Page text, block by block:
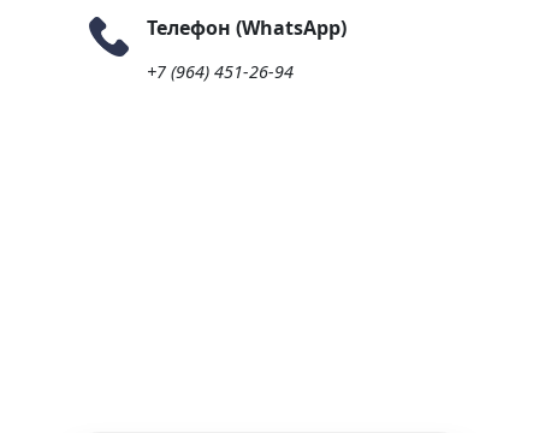
Телефон (WhatsApp)
+7 (964) 451-26-94